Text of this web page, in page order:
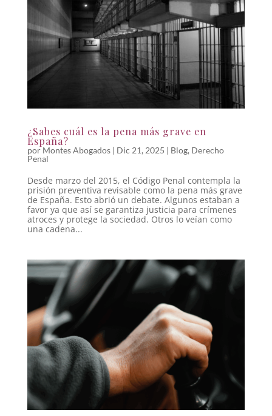
¿Sabes cuál es la pena más grave en
España?
porMontes Abogados| Dic 21, 2025 | Blog, Derecho
Penal
Desde marzo del 2015, el Código Penal contempla la
prisión preventiva revisable como la pena más grave
de España. Esto abrió un debate. Algunos estaban a
favor ya que así se garantiza justicia para crímenes
atroces y protege la sociedad. Otros lo veían como
una cadena...